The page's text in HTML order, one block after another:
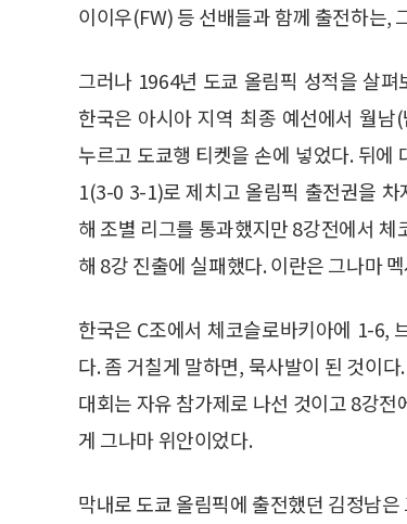
이이우(FW) 등 선배들과 함께 출전하는,
그러나 1964년 도쿄 올림픽 성적을 살
한국은 아시아 지역 최종 예선에서 월
누르고 도쿄행 티켓을 손에 넣었다. 뒤
1(3-0 3-1)로 제치고 올림픽 출전권을
해 조별 리그를 통과했지만 8강전에서
해 8강 진출에 실패했다. 이란은 그나마
한국은 C조에서 체코슬로바키아에 1-6,
다. 좀 거칠게 말하면, 묵사발이 된 것이
대회는 자유 참가제로 나선 것이고 8강
게 그나마 위안이었다.
막내로 도쿄 올림픽에 출전했던 김정남